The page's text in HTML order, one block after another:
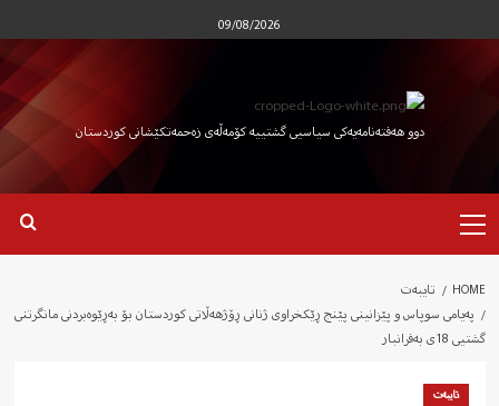
to
content
09/08/2026
دوو هەفتەنامەیەکی سیاسیی گشتییە کۆمەڵەی زەحمەتکێشانی کوردستان
Menu
HOME
تایبەت
پەیامی سوپاس و پێزانینی پێنج ڕێکخراوی ژنانی ڕۆژهەڵاتی کوردستان بۆ بەڕێوەبردنی مانگرتنی
گشتیی 18ی بەفرانبار
تایبەت